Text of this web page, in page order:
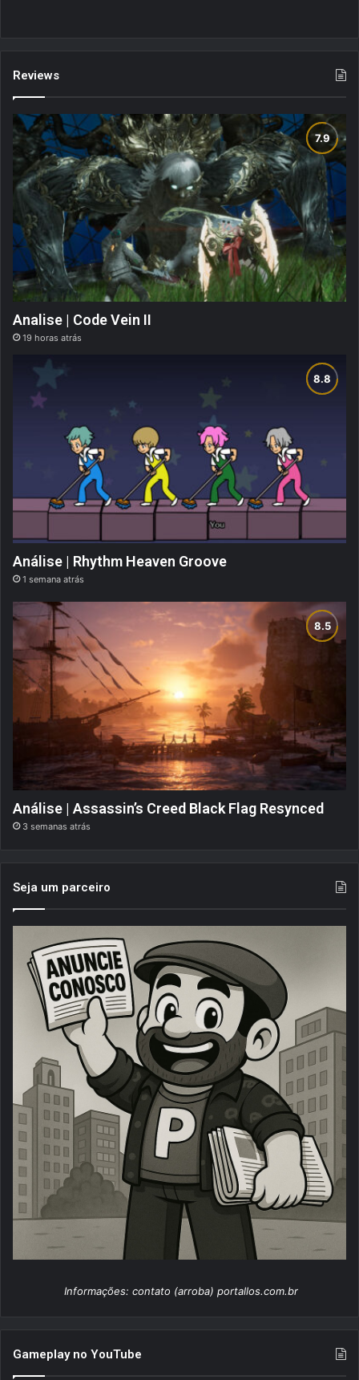
Reviews
Analise | Code Vein II
19 horas atrás
Análise | Rhythm Heaven Groove
1 semana atrás
Análise | Assassin’s Creed Black Flag Resynced
3 semanas atrás
Seja um parceiro
Informações: contato (arroba) portallos.com.br
Gameplay no YouTube